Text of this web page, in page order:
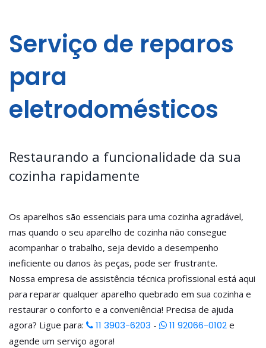
Serviço de reparos
para
eletrodomésticos
Restaurando a funcionalidade da sua
cozinha rapidamente
Os aparelhos são essenciais para uma cozinha agradável,
mas quando o seu aparelho de cozinha não consegue
acompanhar o trabalho, seja devido a desempenho
ineficiente ou danos às peças, pode ser frustrante.
Nossa empresa de assistência técnica profissional está aqui
para reparar qualquer aparelho quebrado em sua cozinha e
restaurar o conforto e a conveniência! Precisa de ajuda
agora? Ligue para:
11 3903-6203 - 11 92066-0102 e
agende um serviço agora!